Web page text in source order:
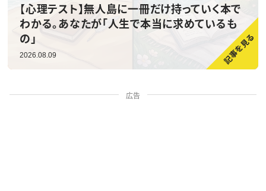
【心理テスト】無人島に一冊だけ持っていく本で
わかる。あなたが「人生で本当に求めているも
の」
2026.08.09
広告